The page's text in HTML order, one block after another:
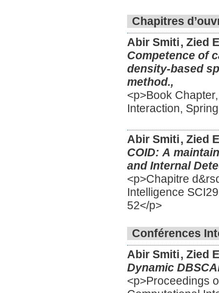
Chapitres
Abir Smiti, Zied
Competence of
density-based
method.,
<p>Book
Interaction,
Abir Smiti, Zied
COID: A
and Internal
<p>Chapitre
Intelligence
52</p>
Conférences
Abir Smiti, Zied
Dynamic
<p>Proceedings